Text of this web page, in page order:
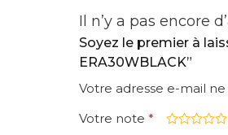
Il n’y a pas encore
Soyez le premier à
ERA30WBLACK”
Votre adresse e-mail
Votre note *